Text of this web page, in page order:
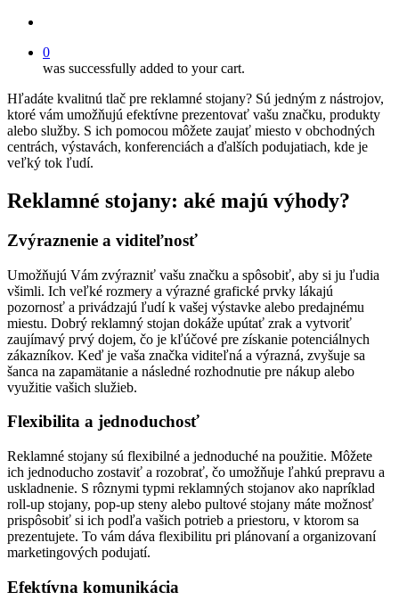
0
was successfully added to your cart.
Hľadáte kvalitnú tlač pre reklamné stojany? Sú jedným z nástrojov,
ktoré vám umožňujú efektívne prezentovať vašu značku, produkty
alebo služby. S ich pomocou môžete zaujať miesto v obchodných
centrách, výstavách, konferenciách a ďalších podujatiach, kde je
veľký tok ľudí.
Reklamné stojany: aké majú výhody?
Zvýraznenie a viditeľnosť
Umožňujú Vám zvýrazniť vašu značku a spôsobiť, aby si ju ľudia
všimli. Ich veľké rozmery a výrazné grafické prvky lákajú
pozornosť a privádzajú ľudí k vašej výstavke alebo predajnému
miestu. Dobrý reklamný stojan dokáže upútať zrak a vytvoriť
zaujímavý prvý dojem, čo je kľúčové pre získanie potenciálnych
zákazníkov. Keď je vaša značka viditeľná a výrazná, zvyšuje sa
šanca na zapamätanie a následné rozhodnutie pre nákup alebo
využitie vašich služieb.
Flexibilita a jednoduchosť
Reklamné stojany sú flexibilné a jednoduché na použitie. Môžete
ich jednoducho zostaviť a rozobrať, čo umožňuje ľahkú prepravu a
uskladnenie. S rôznymi typmi reklamných stojanov ako napríklad
roll-up stojany, pop-up steny alebo pultové stojany máte možnosť
prispôsobiť si ich podľa vašich potrieb a priestoru, v ktorom sa
prezentujete. To vám dáva flexibilitu pri plánovaní a organizovaní
marketingových podujatí.
Efektívna komunikácia